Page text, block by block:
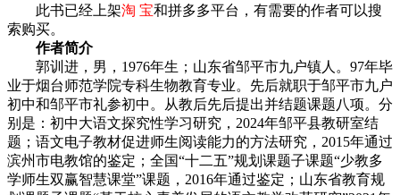
此书已经上架淘 宝和拼多多平台，有需要的作者可以搜
索购买。
作者简介
郭训进，男，1976年生；山东省邹平市九户镇人。97年毕
业于烟台师范学院专科生物教育专业。先后就职于邹平市九户
初中和邹平市礼参初中。从教后先后提出并结题课题八项。分
别是：初中大语文探究性学习研究，2024年邹平县教研室结
题；语文电子教材促进师生阅读能力的方法研究，2015年通过
滨州市电教馆的鉴定；全国“十二五”规划课题子课题“少教多
学师生双赢智慧课堂”课题，2016年通过鉴定；山东省教育规